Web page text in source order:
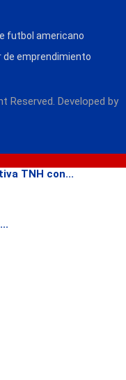
futbol americano
de emprendimiento
Reserved. Developed by
TNH con...